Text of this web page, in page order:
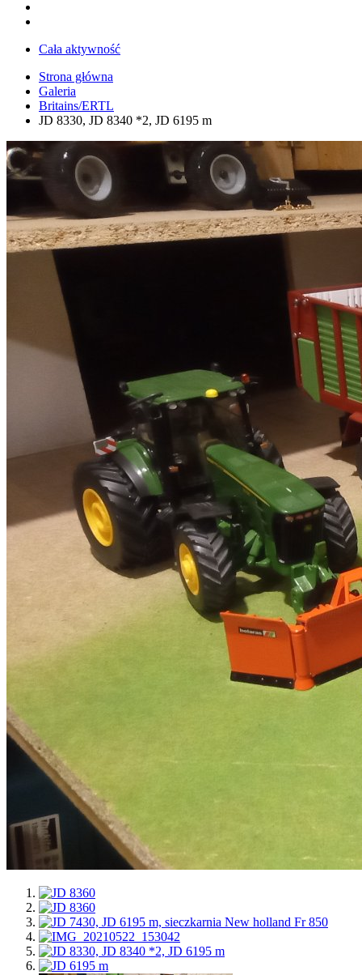
Cała aktywność
Strona główna
Galeria
Britains/ERTL
JD 8330, JD 8340 *2, JD 6195 m